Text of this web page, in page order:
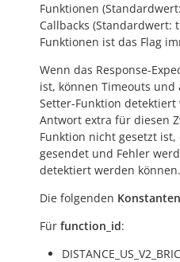
Funktionen (Standardwert:
Callbacks (Standardwert:
Funktionen ist das Flag
Wenn das Response-
ist, können Timeouts
Setter-Funktion
Antwort extra für diesen
Funktion nicht gesetzt
gesendet und Fehler
detektiert werden können.
Die folgenden Konstanten
Für function_id: